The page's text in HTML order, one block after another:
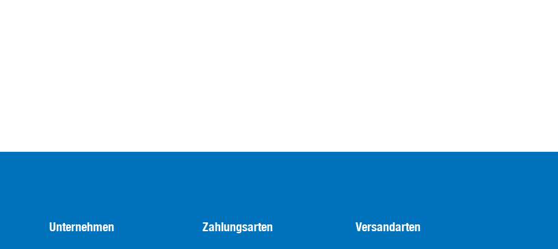
Unternehmen Zahlungsarten Versandarten